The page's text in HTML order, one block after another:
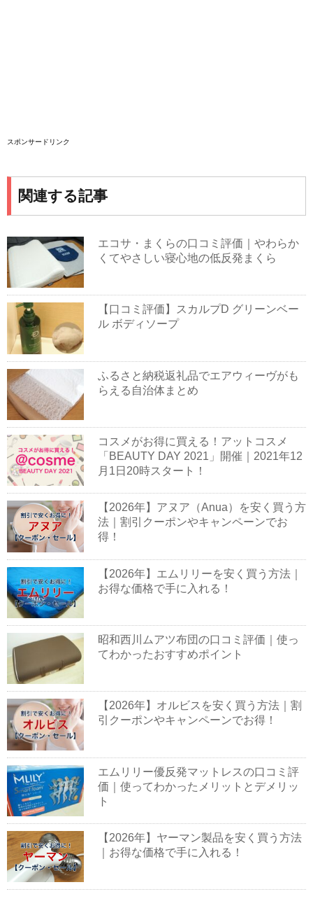
スポンサードリンク
関連する記事
エコサ・まくらの口コミ評価｜やわらか
くてやさしい寝心地の低反発まくら
【口コミ評価】スカルプD グリーンベー
ル ボディソープ
ふるさと納税返礼品でエアウィーヴがも
らえる自治体まとめ
コスメがお得に買える！アットコスメ
「BEAUTY DAY 2021」開催｜2021年12
月1日20時スタート！
【2026年】アヌア（Anua）を安く買う方
法｜割引クーポンやキャンペーンでお
得！
【2026年】エムリリーを安く買う方法｜
お得な価格で手に入れる！
昭和西川ムアツ布団の口コミ評価｜使っ
てわかったおすすめポイント
【2026年】オルビスを安く買う方法｜割
引クーポンやキャンペーンでお得！
エムリリー優反発マットレスの口コミ評
価｜使ってわかったメリットとデメリッ
ト
【2026年】ヤーマン製品を安く買う方法
｜お得な価格で手に入れる！